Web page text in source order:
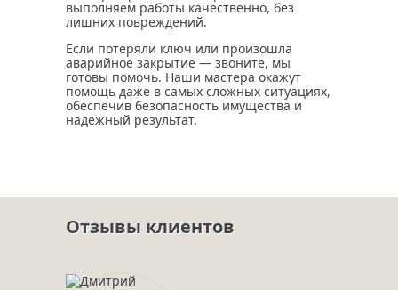
выполняем работы качественно, без
лишних повреждений.
Если потеряли ключ или произошла
аварийное закрытие — звоните, мы
готовы помочь. Наши мастера окажут
помощь даже в самых сложных ситуациях,
обеспечив безопасность имущества и
надежный результат.
Отзывы клиентов